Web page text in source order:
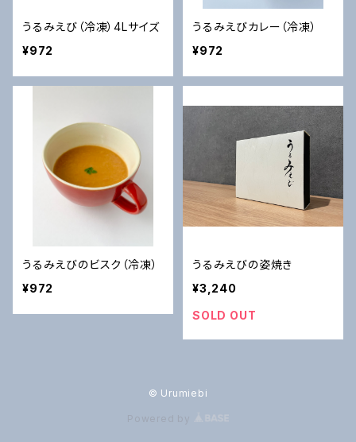
うるみえび（冷凍）4Lサイズ
¥972
うるみえびカレー（冷凍）
¥972
うるみえびのビスク（冷凍）
¥972
うるみえびの姿焼き
¥3,240
SOLD OUT
© Urumiebi